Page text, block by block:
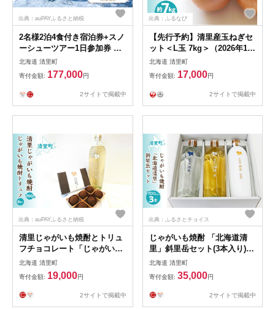
出典：auPAYふるさと納税
2名様2泊4食付き宿泊券+スノ
ーシューツアー1日参加券 【
ふるさと納税 人気 おすすめ
ランキング チケット 宿泊券
体験 北海道 清里町 送料無料
】 KYSG003
北海道 清里町
寄付金額: 177,000円
2サイトで掲載中
出典：ふるなび
【先行予約】清里産玉ねぎセ
ット＜L玉 7kg＞（2026年10
月中旬より順次発送）
KYSB011
北海道 清里町
寄付金額: 17,000円
2サイトで掲載中
出典：auPAYふるさと納税
清里じゃがいも焼酎とトリュ
フチョコレート「じゃがいも
焼酎トリュフ」のセット 【
ふるさと納税 人気 おすすめ
ランキング お酒 焼酎 じゃが
いも焼酎 菓子 チョコレート
北海道 清里町
寄付金額: 19,000円
2サイトで掲載中
出典：ふるさとチョイス
じゃがいも焼酎 「北海道清
里」斜里岳セット(3本入り)
【 ふるさと納税 人気 おすす
め ランキング お酒 焼酎 じゃ
がいも焼酎 いも焼酎 北海道
清里町 送料無料 】 KYSB018
北海道 清里町
寄付金額: 35,000円
2サイトで掲載中